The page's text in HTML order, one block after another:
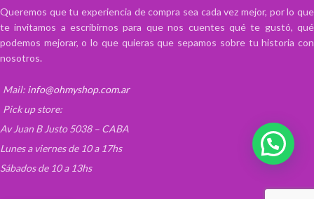
Queremos que tu experiencia de compra sea cada vez mejor, por lo que
te invitamos a escribirnos para que nos cuentes qué te gustó, qué
podemos mejorar, o lo que quieras que sepamos sobre tu historia con
nosotros.
Mail: info@ohmyshop.com.ar
Pick up store:
Av Juan B Justo 5038 – CABA
Lunes a viernes de 10 a 17hs
Sábados de 10 a 13hs